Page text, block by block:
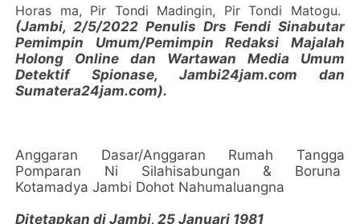
Horas ma, Pir Tondi Madingin, Pir Tondi Matogu.
(Jambi, 2/5/2022 Penulis Drs Fendi Sinabutar
Pemimpin Umum/Pemimpin Redaksi Majalah
Holong Online dan Wartawan Media Umum
Detektif Spionase, Jambi24jam.com dan
Sumatera24jam.com).
Anggaran Dasar/Anggaran Rumah Tangga
Pomparan Ni Silahisabungan & Boruna
Kotamadya Jambi Dohot Nahumaluangna
Ditetapkan di Jambi, 25 Januari 1981